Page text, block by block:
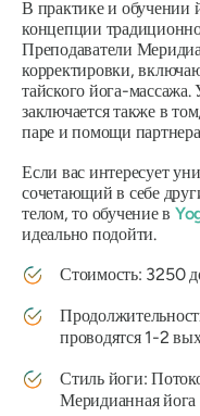
В практике и обучении
концепции
Преподаватели
корректировки,
тайского йога-
заключается также в
паре и помощи
Если вас интересует
сочетающий в себе
телом, то обучение в
идеально подойти.
Стоимость: 3250
проводятся 1-2
Стиль йоги:
Меридианная йога